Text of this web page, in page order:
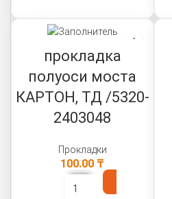
прокладка
полуоси моста
КАРТОН, ТД /5320-
2403048
Прокладки
100.00 ₸